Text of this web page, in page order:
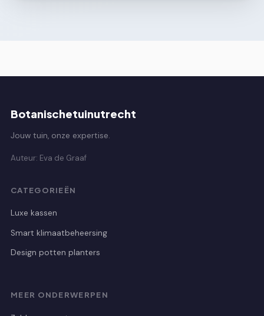
Botanischetuinutrecht
Jouw tuin, onze expertise.
Auteur: Eva de Graaf
CATEGORIEËN
Luxe kassen
Smart klimaatbeheersing
Design potten planters
MEER ONDERWERPEN